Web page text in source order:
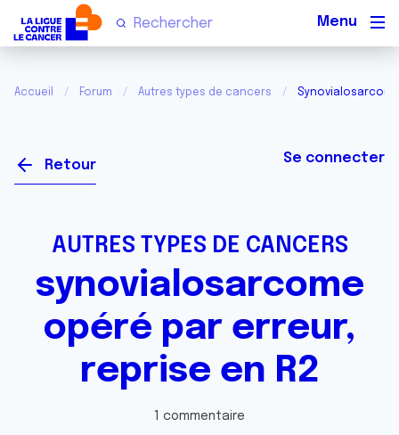
Accueil Forum Autres types de cancers
Retour Se connecter
AUTRES TYPES DE CANCERS
synovialosarcome
opéré par erreur,
reprise en R2
1 commentaire